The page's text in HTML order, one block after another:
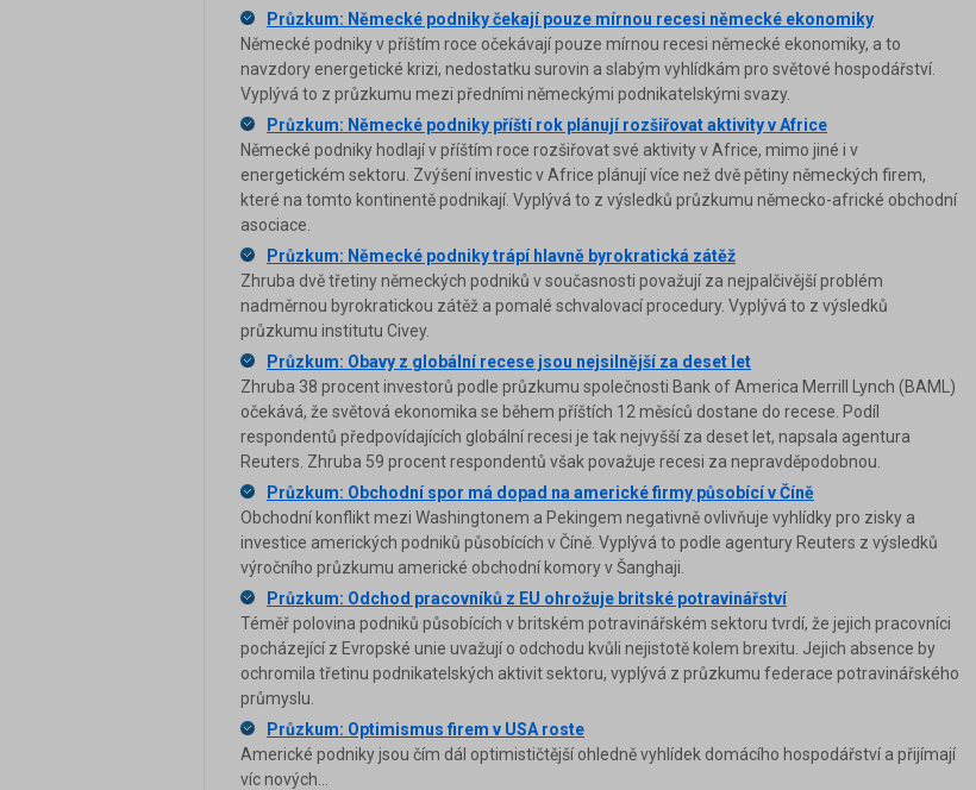
Průzkum: Německé podniky čekají pouze mírnou recesi německé ekonomiky
Německé podniky v příštím roce očekávají pouze mírnou recesi německé ekonomiky, a to
navzdory energetické krizi, nedostatku surovin a slabým vyhlídkám pro světové hospodářství.
Vyplývá to z průzkumu mezi předními německými podnikatelskými svazy.
Průzkum: Německé podniky příští rok plánují rozšiřovat aktivity v Africe
Německé podniky hodlají v příštím roce rozšiřovat své aktivity v Africe, mimo jiné i v
energetickém sektoru. Zvýšení investic v Africe plánují více než dvě pětiny německých firem,
které na tomto kontinentě podnikají. Vyplývá to z výsledků průzkumu německo-africké obchodní
asociace.
Průzkum: Německé podniky trápí hlavně byrokratická zátěž
Zhruba dvě třetiny německých podniků v současnosti považují za nejpalčivější problém
nadměrnou byrokratickou zátěž a pomalé schvalovací procedury. Vyplývá to z výsledků
průzkumu institutu Civey.
Průzkum: Obavy z globální recese jsou nejsilnější za deset let
Zhruba 38 procent investorů podle průzkumu společnosti Bank of America Merrill Lynch (BAML)
očekává, že světová ekonomika se během příštích 12 měsíců dostane do recese. Podíl
respondentů předpovídajících globální recesi je tak nejvyšší za deset let, napsala agentura
Reuters. Zhruba 59 procent respondentů však považuje recesi za nepravděpodobnou.
Průzkum: Obchodní spor má dopad na americké firmy působící v Číně
Obchodní konflikt mezi Washingtonem a Pekingem negativně ovlivňuje vyhlídky pro zisky a
investice amerických podniků působících v Číně. Vyplývá to podle agentury Reuters z výsledků
výročního průzkumu americké obchodní komory v Šanghaji.
Průzkum: Odchod pracovníků z EU ohrožuje britské potravinářství
Téměř polovina podniků působících v britském potravinářském sektoru tvrdí, že jejich pracovníci
pocházející z Evropské unie uvažují o odchodu kvůli nejistotě kolem brexitu. Jejich absence by
ochromila třetinu podnikatelských aktivit sektoru, vyplývá z průzkumu federace potravinářského
průmyslu.
Průzkum: Optimismus firem v USA roste
Americké podniky jsou čím dál optimističtější ohledně vyhlídek domácího hospodářství a přijímají
víc nových...